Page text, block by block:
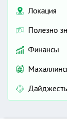
Локация
Полезно
Финансы